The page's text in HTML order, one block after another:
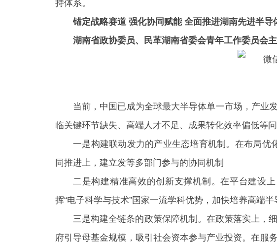
持体系。
锚定战略赛道 强化协同赋能 全面推进湖南先进半导
湖南省政协委员、民革湖南省委会青年工作委员会
当前，中国已成为全球最大半导体单一市场，产业
临关键环节缺失、高端人才不足、成果转化效率偏低等
一是构建联动发力的产业生态培育机制。在布局优
同推进上，建立发等多部门参与的协同机制
二是构建精准高效的创新支撑机制。在平台建设
挥“电子科学与技术”国家一流学科优势，加快培养高端半
三是构建全链条的政策保障机制。在政策落实上，
府引导母基金规模，吸引社会资本参与产业投资。在服